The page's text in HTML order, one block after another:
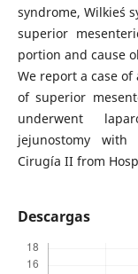
syndrome, Wilkie´s
superior
portion and cause
We report a case
of superior
underwent
jejunostomy
Cirugía II from
Descargas